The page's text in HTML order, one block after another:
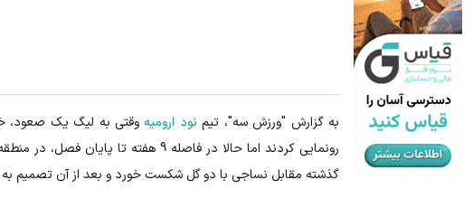
به گزارش "ورزش سه"، تیم نود ارومیه
رونمایی کردند اما حالا در فاصله 9
گذشته مقابل نساجی با دو گل شکست خورد و بعد از آن تصمیم